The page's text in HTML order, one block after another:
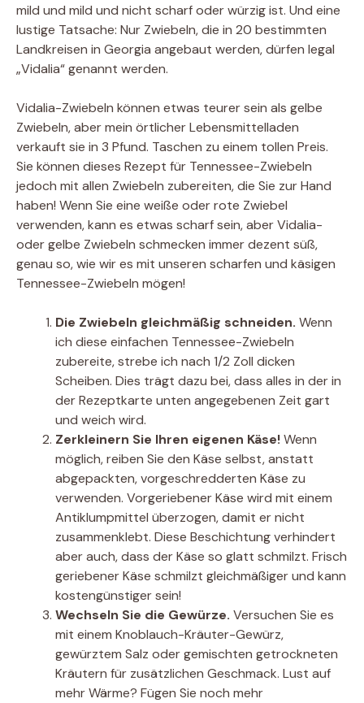
mild und mild und nicht scharf oder würzig ist. Und eine
lustige Tatsache: Nur Zwiebeln, die in 20 bestimmten
Landkreisen in Georgia angebaut werden, dürfen legal
„Vidalia“ genannt werden.
Vidalia-Zwiebeln können etwas teurer sein als gelbe
Zwiebeln, aber mein örtlicher Lebensmittelladen
verkauft sie in 3 Pfund. Taschen zu einem tollen Preis.
Sie können dieses Rezept für Tennessee-Zwiebeln
jedoch mit allen Zwiebeln zubereiten, die Sie zur Hand
haben! Wenn Sie eine weiße oder rote Zwiebel
verwenden, kann es etwas scharf sein, aber Vidalia-
oder gelbe Zwiebeln schmecken immer dezent süß,
genau so, wie wir es mit unseren scharfen und käsigen
Tennessee-Zwiebeln mögen!
Die Zwiebeln gleichmäßig schneiden. Wenn
ich diese einfachen Tennessee-Zwiebeln
zubereite, strebe ich nach 1/2 Zoll dicken
Scheiben. Dies trägt dazu bei, dass alles in der in
der Rezeptkarte unten angegebenen Zeit gart
und weich wird.
Zerkleinern Sie Ihren eigenen Käse!Wenn
möglich, reiben Sie den Käse selbst, anstatt
abgepackten, vorgeschredderten Käse zu
verwenden. Vorgeriebener Käse wird mit einem
Antiklumpmittel überzogen, damit er nicht
zusammenklebt. Diese Beschichtung verhindert
aber auch, dass der Käse so glatt schmilzt. Frisch
geriebener Käse schmilzt gleichmäßiger und kann
kostengünstiger sein!
Wechseln Sie die Gewürze. Versuchen Sie es
mit einem Knoblauch-Kräuter-Gewürz,
gewürztem Salz oder gemischten getrockneten
Kräutern für zusätzlichen Geschmack. Lust auf
mehr Wärme? Fügen Sie noch mehr